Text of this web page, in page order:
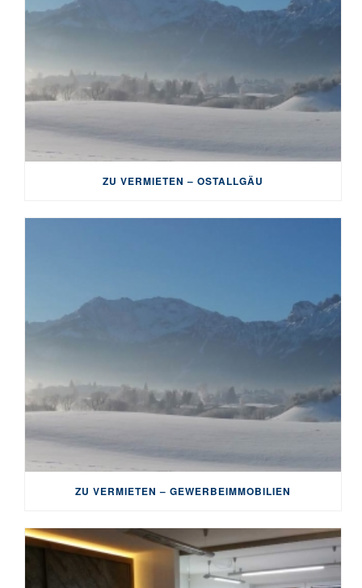
ZU VERMIETEN – OSTALLGÄU
ZU VERMIETEN – GEWERBEIMMOBILIEN